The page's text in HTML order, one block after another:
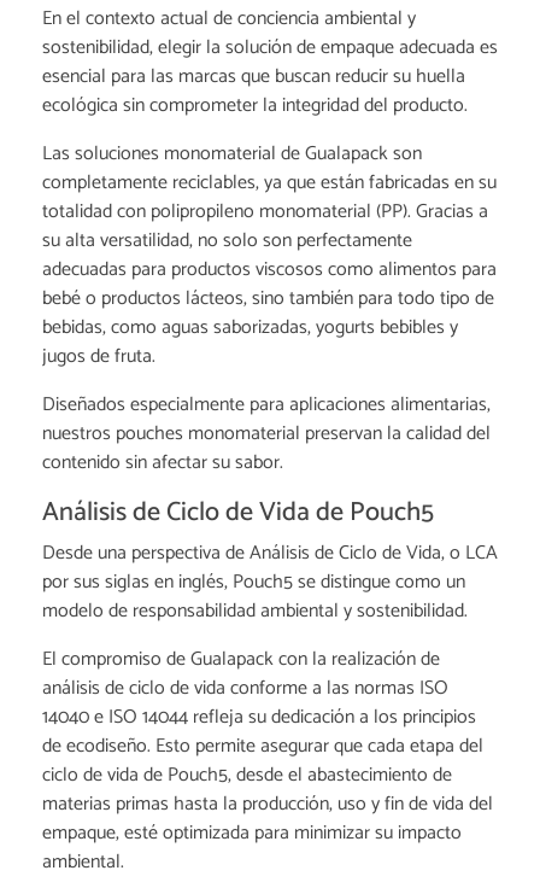
En el contexto actual de conciencia ambiental y
sostenibilidad, elegir la solución de empaque adecuada es
esencial para las marcas que buscan reducir su huella
ecológica sin comprometer la integridad del producto.
Las soluciones monomaterial de Gualapack son
completamente reciclables, ya que están fabricadas en su
totalidad con polipropileno monomaterial (PP). Gracias a
su alta versatilidad, no solo son perfectamente
adecuadas para productos viscosos como alimentos para
bebé o productos lácteos, sino también para todo tipo de
bebidas, como aguas saborizadas, yogurts bebibles y
jugos de fruta.
Diseñados especialmente para aplicaciones alimentarias,
nuestros pouches monomaterial preservan la calidad del
contenido sin afectar su sabor.
Análisis de Ciclo de Vida de Pouch5
Desde una perspectiva de Análisis de Ciclo de Vida, o LCA
por sus siglas en inglés, Pouch5 se distingue como un
modelo de responsabilidad ambiental y sostenibilidad.
El compromiso de Gualapack con la realización de
análisis de ciclo de vida conforme a las normas ISO
14040 e ISO 14044 refleja su dedicación a los principios
de ecodiseño. Esto permite asegurar que cada etapa del
ciclo de vida de Pouch5, desde el abastecimiento de
materias primas hasta la producción, uso y fin de vida del
empaque, esté optimizada para minimizar su impacto
ambiental.